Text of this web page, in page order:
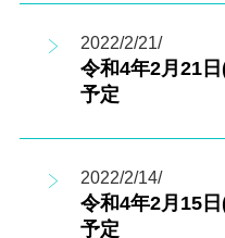
2022/2/21/
令和4年2月21
予定
2022/2/14/
令和4年2月15
予定